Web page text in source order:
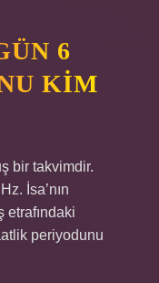
6
KIM
bir takvimdir.
İsa’nın
etrafındaki
periyodunu